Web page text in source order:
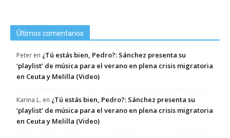
Últimos comentarios
Peter en ¿Tú estás bien, Pedro?: Sánchez presenta su
‘playlist’ de música para el verano en plena crisis migratoria
en Ceuta y Melilla (Video)
Karina L. en ¿Tú estás bien, Pedro?: Sánchez presenta su
‘playlist’ de música para el verano en plena crisis migratoria
en Ceuta y Melilla (Video)